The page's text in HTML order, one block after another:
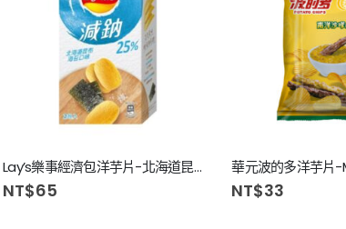
Lay’s樂事經濟包洋芋片-北海道昆布海苔味166g
NT$65 NT$33